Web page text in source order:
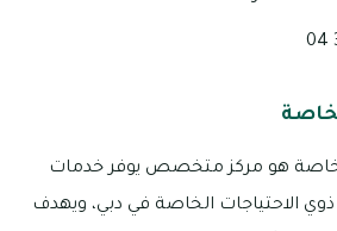
الخاصة هو مركز متخصص يوفر خدمات
الاحتياجات الخاصة في دبي، ويهدف